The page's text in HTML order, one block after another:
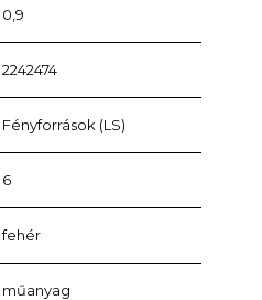
0,9
2242474
Fényforrások (LS)
6
fehér
műanyag